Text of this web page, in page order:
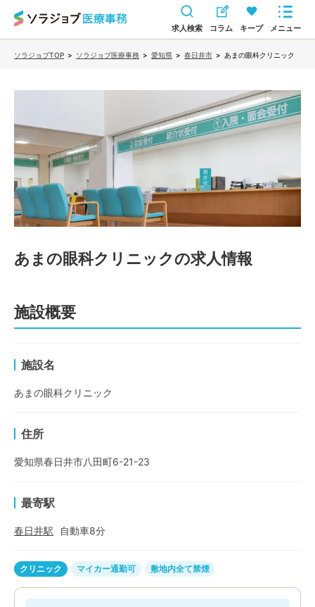
求人検索 コラム キープ メニュー
ソラジョブTOP > ソラジョブ医療事務 > 愛知県 > 春日井市 > あまの眼科クリニック
あまの眼科クリニックの求人情報
施設概要
施設名
あまの眼科クリニック
住所
愛知県春日井市八田町6-21-23
最寄駅
春日井駅 自動車8分
クリニック マイカー通勤可 敷地内全て禁煙